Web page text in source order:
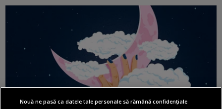
Nouă ne pasă ca datele tale personale să rămână confidențiale